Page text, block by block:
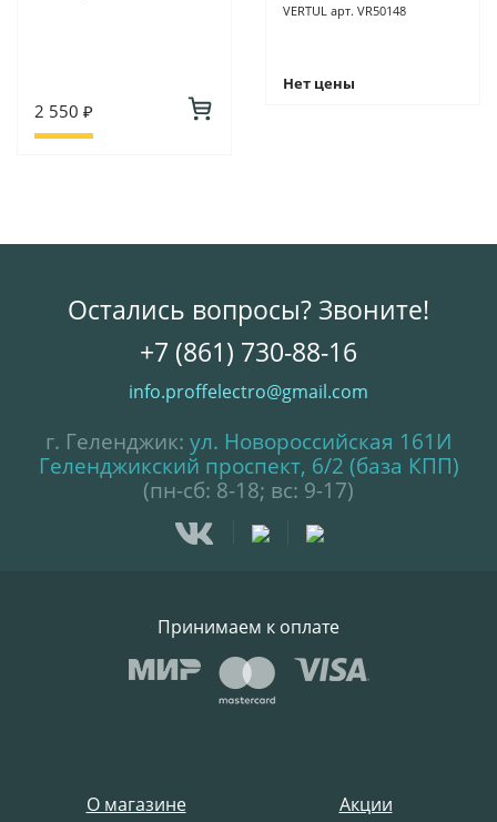
2 550 ₽
VERTUL арт. VR50148
Нет цены
О магазине
Акции
Остались вопросы? Звоните!
+7 (861) 730-88-16
info.proffelectro@gmail.com
г. Геленджик: ул. Новороссийская 161И
Геленджикский проспект, 6/2 (база КПП)
(пн-сб: 8-18; вс: 9-17)
Принимаем к оплате